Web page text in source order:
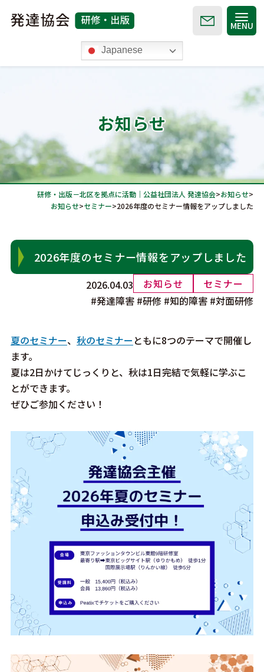
セミナー
月刊 発達教育
Roadオンライン動画配信
書籍・DVD・教材
プライバシーポリシー
Japanese
MENU
お知らせ
研修・出版－北区を拠点に活動｜公益社団法人 発達協会>お知らせ>
お知らせ>セミナー>2026年度のセミナー情報をアップしました
2026年度のセミナー情報をアップしました
2026.04.03 お知らせ
セミナー
#発達障害 #研修 #知的障害 #対面研修
夏のセミナー、 秋のセミナー ともに8つのテーマで開催し
ます。
夏は2日かけてじっくりと、秋は1日完結で気軽に学ぶこ
とができます。
ぜひご参加ください！